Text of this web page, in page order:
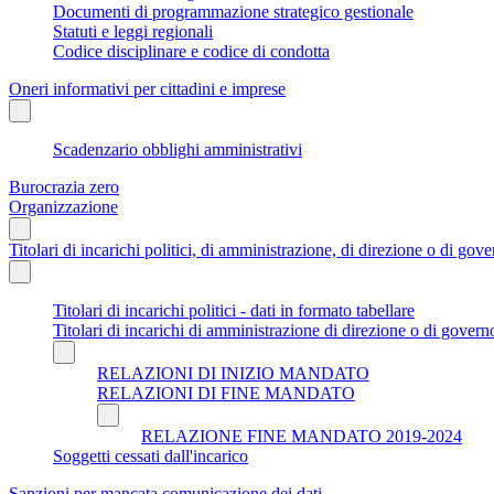
Documenti di programmazione strategico gestionale
Statuti e leggi regionali
Codice disciplinare e codice di condotta
Oneri informativi per cittadini e imprese
Scadenzario obblighi amministrativi
Burocrazia zero
Organizzazione
Titolari di incarichi politici, di amministrazione, di direzione o di
Titolari di incarichi politici - dati in formato tabellare
Titolari di incarichi di amministrazione di direzione o di
RELAZIONI DI INIZIO MANDATO
RELAZIONI DI FINE MANDATO
RELAZIONE FINE MANDATO 2019-2024
Soggetti cessati dall'incarico